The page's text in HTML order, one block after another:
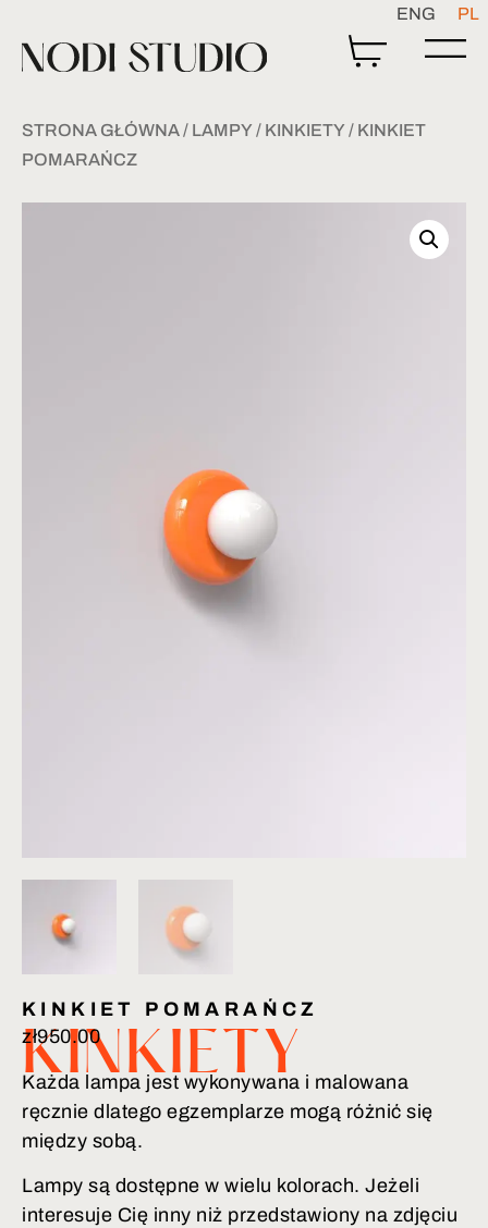
ENG PL
STRONA GŁÓWNA/ LAMPY / KINKIETY / KINKIET
POMARAŃCZ
KINKIETY
KINKIET POMARAŃCZ
zł950.00
Każda lampa jest wykonywana i malowana
ręcznie dlatego egzemplarze mogą różnić się
między sobą.
Lampy są dostępne w wielu kolorach. Jeżeli
interesuje Cię inny niż przedstawiony na zdjęciu